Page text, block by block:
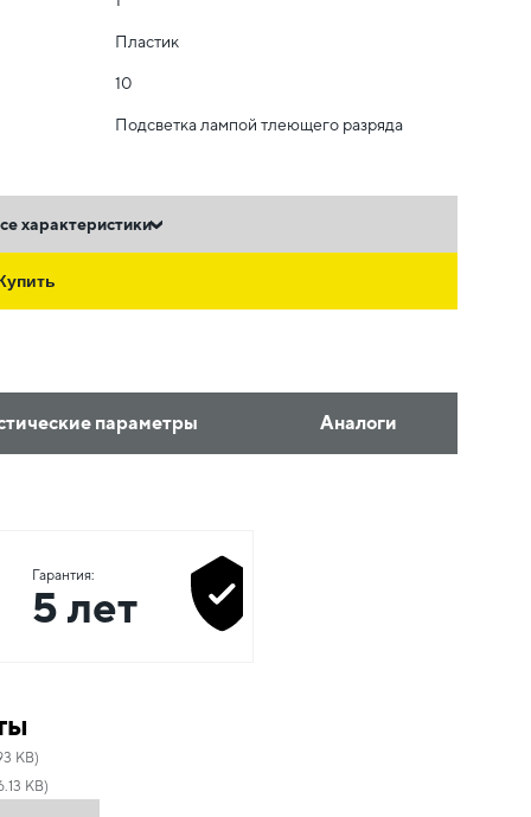
Пластик
10
Подсветка лампой тлеющего разряда
характеристики
параметры Аналоги
Гарантия:
5 лет
KB)
KB)